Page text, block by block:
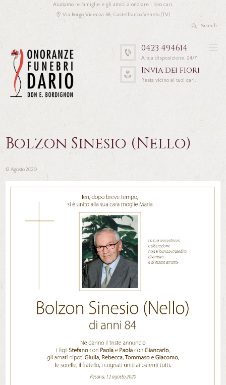
Aiutiamo le famiglie e gli amici a onorare i loro cari.
Via Borgo Vicenza 58, Castelfranco Veneto (TV)
0423 494614
A tua disposizione. 24/7
Invia dei fiori
Resta vicino ai tuoi cari.
Bolzon Sinesio (Nello)
12 Agosto 2020